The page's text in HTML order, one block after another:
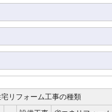
リフォーム工事の種類